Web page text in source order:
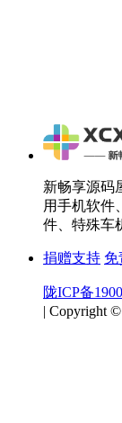
新畅享源码
用手机软件
件、特殊车
捐赠支持 免
陇ICP备
| Copyright ©